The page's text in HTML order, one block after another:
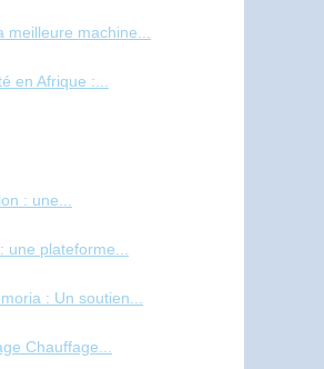
meilleure machine...
en Afrique :...
: une...
une plateforme...
: Un soutien...
Chauffage...